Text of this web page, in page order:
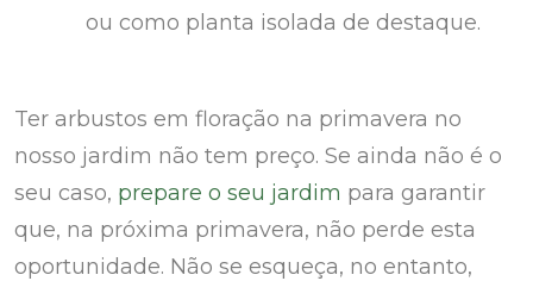
ou como planta isolada de destaque.
Ter arbustos em floração na primavera no
nosso jardim não tem preço. Se ainda não é o
seu caso, prepare o seu jardim para garantir
que, na próxima primavera, não perde esta
oportunidade. Não se esqueça, no entanto,